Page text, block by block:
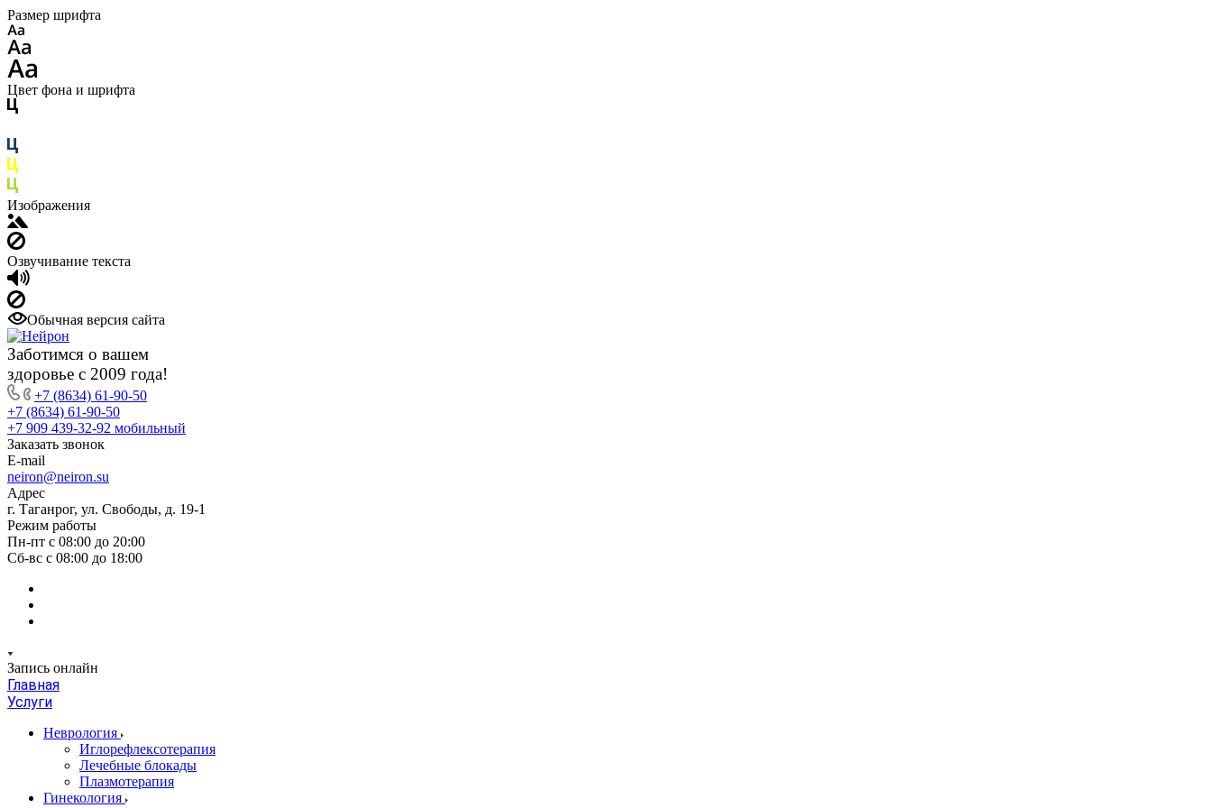
Размер шрифта
Цвет фона и шрифта
Изображения
Озвучивание текста
Обычная версия сайта
Заботимся о вашем
здоровье с 2009 года!
+7 (8634) 61-90-50
+7 (8634) 61-90-50
+7 909 439-32-92 мобильный
Заказать звонок
E-mail
neiron@neiron.su
Адрес
г. Таганрог, ул. Свободы, д. 19-1
Режим работы
Пн-пт с 08:00 до 20:00
Сб-вс с 08:00 до 18:00
Запись онлайн
Главная
Услуги
Неврология
Иглорефлексотерапия
Лечебные блокады
Плазмотерапия
Гинекология